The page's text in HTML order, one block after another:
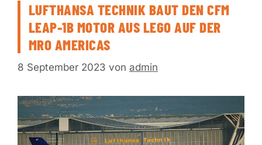
LUFTHANSA TECHNIK BAUT DEN CFM
LEAP-1B MOTOR AUS LEGO AUF DER
MRO AMERICAS
8 September 2023 von admin